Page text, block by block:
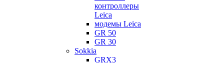
контроллеры
Leica
модемы Leica
GR 50
GR 30
Sokkia
GRX3